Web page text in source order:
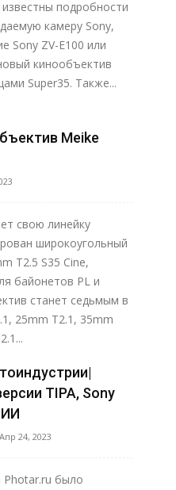
подробности
камеру Sony,
Sony ZV-E100 или
кинообъектив
Super35. Также...
Meike
свою линейку
широкоугольный
T2.5 S35 Cine,
байонетов PL и
станет седьмым в
25mm T2.1, 35mm
TIPA, Sony
Апр 24, 2023
было